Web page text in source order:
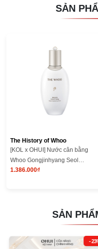
SẢN
The History of Whoo
[KOL x OHUI] Nước cân bằng
Whoo Gongjinhyang Seol
Brightening Balancing Toner
1.386.000₫
SẢN
-